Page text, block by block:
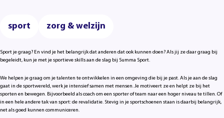
sport zorg & welzijn
Sport je graag? En vind je het belangrijk dat anderen dat ook kunnen doen? Als jij ze daar graag bij
begeleidt, kun je met je sportieve skills aan de slag bij Summa Sport.
We helpen je graag om je talenten te ontwikkelen in een omgeving die bij je past. Als je aan de slag
gaat in de sportwereld, werk je intensief samen met mensen. Je motiveert ze en helpt ze bij het
sporten en bewegen. Bijvoorbeeld als coach om een sporter of team naar een hoger niveau te tillen. Of
in een hele andere tak van sport: de revalidatie. Stevig in je sportschoenen staan is daarbij belangrijk,
net als goed kunnen communiceren.